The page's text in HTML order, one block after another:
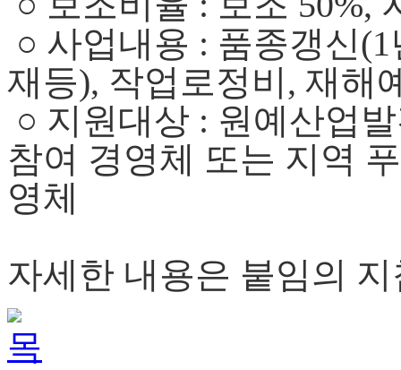
○ 사업내용 : 품종갱신
재등), 작업로정비, 재해
○ 지원대상 : 원예산업
참여 경영체 또는 지역
영체
자세한 내용은 붙임의